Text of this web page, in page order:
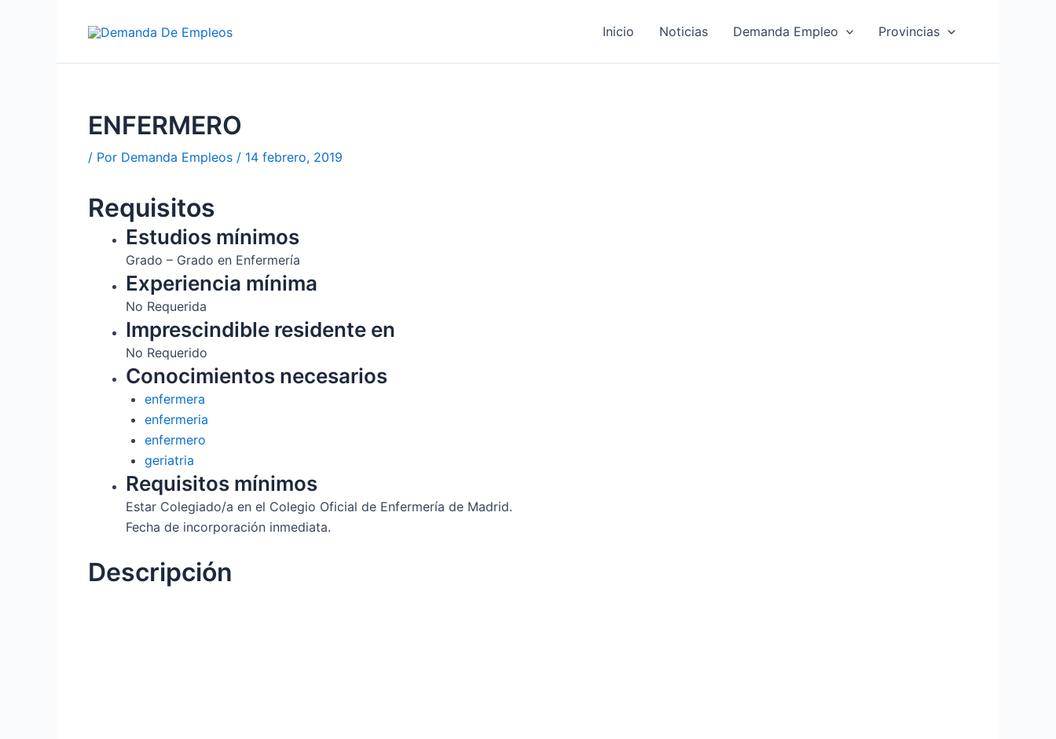
Inicio Noticias Demanda Empleo Provincias
ENFERMERO
/ Por Demanda Empleos / 14 febrero, 2019
Requisitos
Estudios mínimos
Grado – Grado en Enfermería
Experiencia mínima
No Requerida
Imprescindible residente en
No Requerido
Conocimientos necesarios
enfermera
enfermeria
enfermero
geriatria
Requisitos mínimos
Estar Colegiado/a en el Colegio Oficial de Enfermería de Madrid.
Fecha de incorporación inmediata.
Descripción